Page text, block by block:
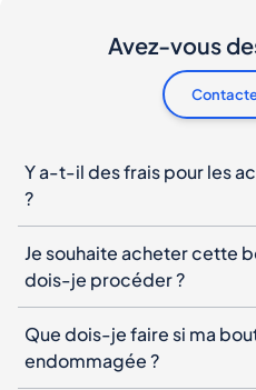
Avez-vous
Y a-t-il des frais pour les
?
Je souhaite acheter cette
dois-je procéder ?
Que dois-je faire si ma
endommagée ?